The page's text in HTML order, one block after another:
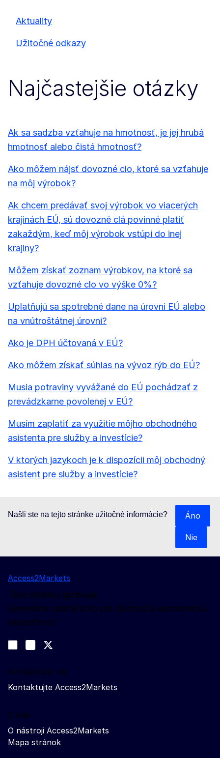
Aktuality
Užitočné odkazy
Najčastejšie otázky
Ak sa sadzba vzťahuje na hmotnosť, je jej hrubá
hmotnosť alebo čistá hmotnosť?
Ako môžem nájsť dovozné clo, ktoré sa vzťahuje
na môj výrobok?
Ak chcem predávať svoj výrobok vo viacerých
krajinách EÚ, sú dovozné clá povinné platiť
zakaždým, keď môj výrobok vstúpi do inej
krajiny?
Môžem získať zoznam výrobkov, na ktoré sa
vzťahuje dovozné clo vo výške 0%?
Uplatňujú sa spotrebné dane na úrovni EÚ alebo
na vnútroštátnej úrovni?
Ako je DPH účtovaná v EÚ?
Ako môžem získať súhlas na vývoz rýb do EÚ?
Musia potraviny vyvážané do EÚ pochádzať z
prevádzkarne povolenej v EÚ?
Musím zaplatiť za využitie môjho obchodného
asistenta pre služby a investície?
V ktorých jazykoch je k dispozícii môj obchodný
asistent pre služby a investície?
Našli ste na tejto stránke užitočné informácie? Áno
Nie
Access2Markets
Túto stránku spravuje:
Generálne riaditeľstvo pre obchod a ekonomickú
bezpečnosť
Join us on LinkedIn
Trade-Off podcast
Kontaktujte nás
Kontaktujte Access2Markets
O nás
O nástroji Access2Markets
Mapa stránok